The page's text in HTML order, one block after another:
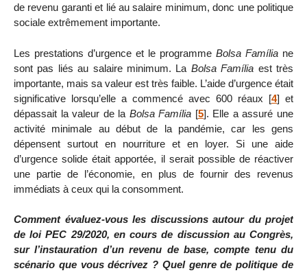
de revenu garanti et lié au salaire minimum, donc une politique
sociale extrêmement importante.
Les prestations d’urgence et le programme Bolsa Família ne
sont pas liés au salaire minimum. La Bolsa Família est très
importante, mais sa valeur est très faible. L’aide d’urgence était
significative lorsqu’elle a commencé avec 600 réaux [4] et
dépassait la valeur de la Bolsa Família [5]. Elle a assuré une
activité minimale au début de la pandémie, car les gens
dépensent surtout en nourriture et en loyer. Si une aide
d’urgence solide était apportée, il serait possible de réactiver
une partie de l’économie, en plus de fournir des revenus
immédiats à ceux qui la consomment.
Comment évaluez-vous les discussions autour du projet
de loi PEC 29/2020, en cours de discussion au Congrès,
sur l’instauration d’un revenu de base, compte tenu du
scénario que vous décrivez ? Quel genre de politique de